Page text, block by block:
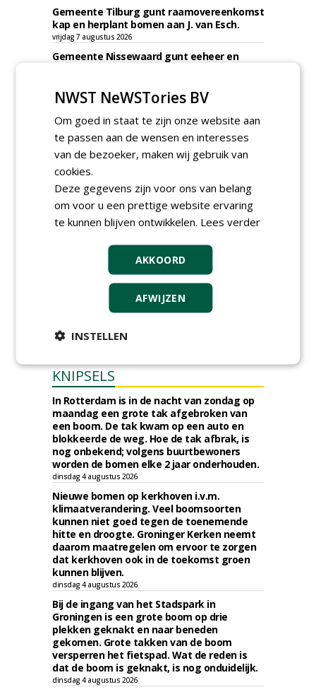
Gemeente Tilburg gunt raamovereenkomst
kap en herplant bomen aan J. van Esch.
vrijdag 7 augustus 2026
Gemeente Nissewaard gunt eeheer en
aan Ünsal Infratechniek.
Gemeente Tilburg gunt ecologische
verbindingszone Zwaluwenbunders en
boslandschap Rugdijk aan Van Helvoirt
Groenprojecten
vrijdag 7 augustus 2026
Gemeente Eindhoven gunt groot
onderhoud ''Stedelijk bos'' binnen de
bebouwingscontour houtkap aan
donderdag 6 augustus 2026
KNIPSELS
In Rotterdam is in de nacht van zondag op
maandag een grote tak afgebroken van
een boom. De tak kwam op een auto en
blokkeerde de weg. Hoe de tak afbrak, is
nog onbekend; volgens buurtbewoners
worden de bomen elke 2 jaar onderhouden.
dinsdag 4 augustus 2026
Nieuwe bomen op kerkhoven i.v.m.
klimaatverandering. Veel boomsoorten
kunnen niet goed tegen de toenemende
hitte en droogte. Groninger Kerken neemt
daarom maatregelen om ervoor te zorgen
dat kerkhoven ook in de toekomst groen
kunnen blijven.
dinsdag 4 augustus 2026
Bij de ingang van het Stadspark in
Groningen is een grote boom op drie
plekken geknakt en naar beneden
gekomen. Grote takken van de boom
versperren het fietspad. Wat de reden is
dat de boom is geknakt, is nog onduidelijk.
dinsdag 4 augustus 2026
NWST NeWSTories BV
Om goed in staat te zijn onze website aan
te passen aan de wensen en interesses
van de bezoeker, maken wij gebruik van
cookies.
Deze gegevens zijn voor ons van belang
om voor u een prettige website ervaring
te kunnen blijven ontwikkelen. Lees verder
AKKOORD
AFWIJZEN
INSTELLEN